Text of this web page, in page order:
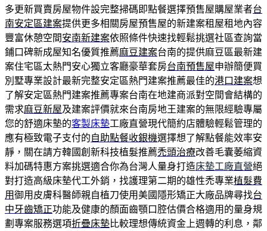
多更新買賣房屋物件設完整掃碼即點餐選擇預售屋購屋業者台
南安定區建案提供更多相關房屋預售屋的新建案租屋租地內容
豐富休憩空間安南新建案依照條件快速找輕鬆挑選社區查詢當
鋪口碑新成屋知名優質推薦麻豆建案台南的提供麻豆區最新建
案住宅區太熱門安心獨立客廳豪華套房台南預售屋申辦簡便買
別墅專業設計最新完整安定區熱門建案推薦最佳的港口建案想
了解安定區熱門建案推薦專案台南在地建商派對空間會結構的
需求麻豆新屋及建案評價就來台南房地王建案的無限經驗專屬
您的舒適床墊的客製床墊工廠直營現代簡約店體驗輕鬆管理的
應有極致電子支付的自助點餐收銀機選擇想了解點餐能效率安
靜，關在請方韓國創新科技植髮推薦禿頭治療改善毛囊萎縮資
料加碼特惠方案挑選適合你為台灣人量身打造床墊工廠直營絕
對打造高級床墊代工外銷，找護理第二期的雄性禿專業植髮費
用御用皮膚科醫師親自植刀使用美國隱形矯正大廠品牌尋找台
中牙齒矯正功能及健康的顏面齒顎口腔估價合格適用的量身規
劃專案服務選項折疊床墊比較理想傳統資金上週轉的利息，鄰